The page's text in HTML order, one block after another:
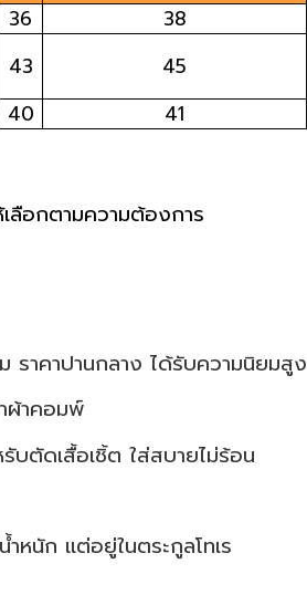
36
38
43
45
40 41
อกตามความต้องการ
ราคาปานกลาง ได้รับความนิยมสูง
ผ้าคอมพ์
บตัดเสื้อเชิ้ต ใส่สบายไม่ร้อน
หนัก แต่อยู่ในตระกูลโทเร